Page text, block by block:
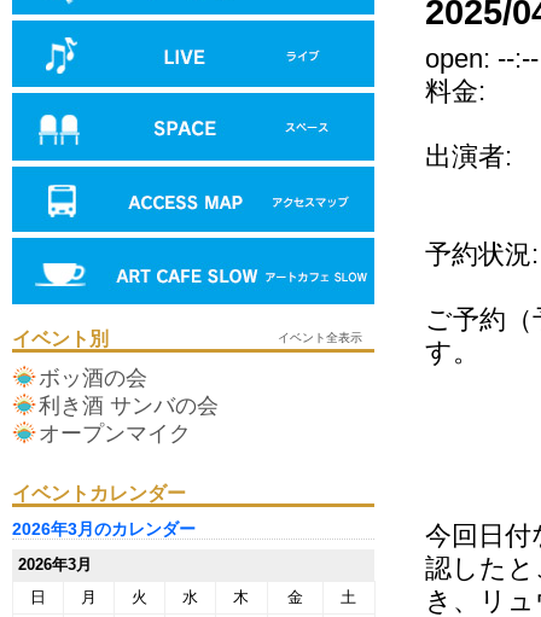
イベント別 イベント全表示
ボッ酒の会
利き酒 サンバの会
オープンマイク
イベントカレンダー
2026年3月のカレンダー
2026年3月
日
月 火 水 木 金
土
2025/
open: --
料金:
出演者:
予約状況:
ご予約
す。
今回日
認した
き、リ